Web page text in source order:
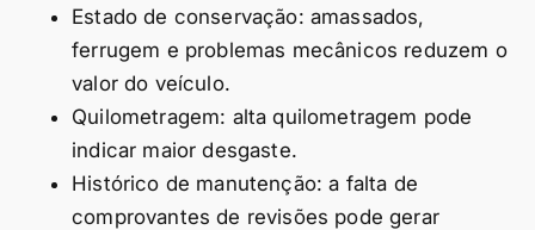
Estado de conservação: amassados,
ferrugem e problemas mecânicos reduzem o
valor do veículo.
Quilometragem: alta quilometragem pode
indicar maior desgaste.
Histórico de manutenção: a falta de
comprovantes de revisões pode gerar